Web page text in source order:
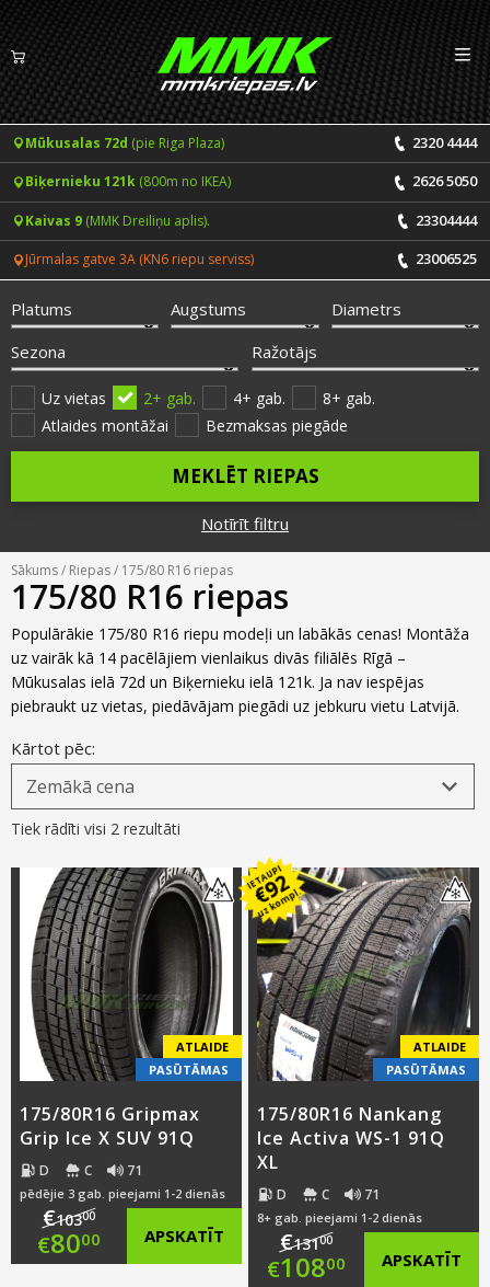
Riepas
Vasaras riepas
Ziemas riepas
Vissezonas riepas
Pakalpojumi
CENRĀDIS
Riepu montāža un balansēšana
Disku remonts
Riepu remonts
Riepu un disku tirdzniecība
Savirzes regulēšana
Kondicionieru uzpilde
TPMS sensoru programmēšana
Riepu glabāšana
Riepu piegāde
Riepas uz nomaksu
ONLINE PIERAKSTS 24/7
Vakances
Noderīgi
Riepu zīmoli
Jaunumi
Riepu apzīmējumi
Riepu kalkulators
Biežāk uzdotie jautājumi
Par mums
MMK Riepas
Atsauksmes
Foto
Kontakti
LV EN
Mūkusalas 72d (pie Riga Plaza) 2320 4444
Biķernieku 121k (800m no IKEA) 2626 5050
Kaivas 9 (MMK Dreiliņu aplis). 23304444
Jūrmalas gatve 3A (KN6 riepu serviss) 23006525
Platums Augstums
Diametrs
Sezona
Ražotājs
Uz vietas 2+ gab. 4+ gab.
8+ gab.
Atlaides montāžai
Bezmaksas piegāde
MEKLĒT RIEPAS
Notīrīt filtru
Sākums/ Riepas/ 175/80 R16 riepas
175/80 R16 riepas
Populārākie 175/80 R16 riepu modeļi un labākās cenas! Montāža
uz vairāk kā 14 pacēlājiem vienlaikus divās filiālēs Rīgā –
Mūkusalas ielā 72d un Biķernieku ielā 121k. Ja nav iespējas
piebraukt uz vietas, piedāvājam piegādi uz jebkuru vietu Latvijā.
Kārtot pēc:
Tiek rādīti visi 2 rezultāti
ATLAIDE
PASŪTĀMAS
175/80R16 Gripmax
Grip Ice X SUV 91Q
D C 71
pēdējie 3 gab. pieejami 1-2 dienās
€10300
Original
€8000 APSKATĪT
IETAUPI
€92
uz kompl.
ATLAIDE
PASŪTĀMAS
175/80R16 Nankang
Ice Activa WS-1 91Q
XL
D C 71
8+ gab. pieejami 1-2 dienās
€13100
Original
€10800 APSKATĪT